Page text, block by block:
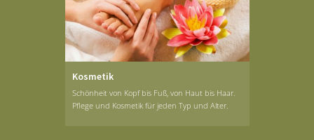
Kosmetik
Schönheit von Kopf bis Fuß, von Haut bis Haar.
Pflege und Kosmetik für jeden Typ und Alter.